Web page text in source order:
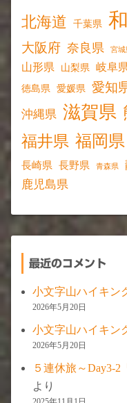
北海道
千葉県
大阪府 奈良県 宮城
山形県 山梨県 岐阜
徳島県 愛媛県 愛知
沖縄県 滋賀県
福井県 福岡県
長崎県 長野県 青森県
鹿児島県
最近のコメント
小文字山ハイキン
2026年5月20日
小文字山ハイキン
2026年5月20日
５連休旅～Day3-2
より